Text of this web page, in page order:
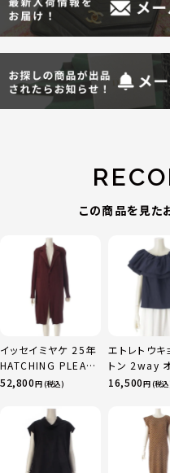
この商品を見た
イッセイミヤケ 25年
HATCHING PLEATS
プリーツ ロング ジャ
ト IM53FA132 ダー
クブラウン 2
52,800円 (税込)
エトレトウキ
トン 2way
ル フレアネ
ソー トップス
16,500円 (税